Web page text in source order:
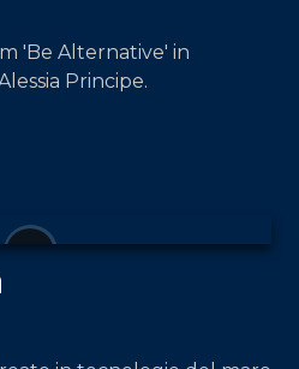
'Be Alternative' in
Principe.